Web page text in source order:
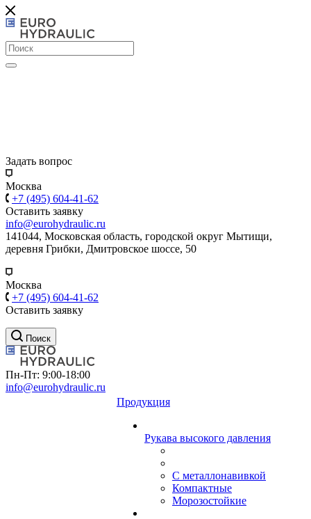
Задать вопрос
Москва
+7 (495) 604-41-62
Оставить заявку
info@eurohydraulic.ru
141044, Московская область, городской округ Мытищи,
деревня Грибки, Дмитровское шоссе, 50
Москва
+7 (495) 604-41-62
Оставить заявку
Поиск
Пн-Пт: 9:00-18:00
info@eurohydraulic.ru
Продукция
Рукава высокого давления
С металлонавивкой
Компактные
Морозостойкие